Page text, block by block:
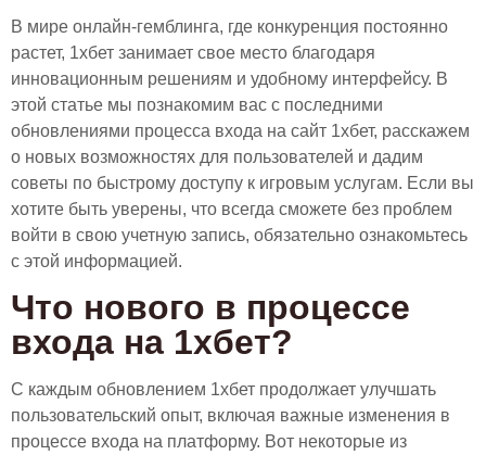
В мире онлайн-гемблинга, где конкуренция постоянно
растет, 1хбет занимает свое место благодаря
инновационным решениям и удобному интерфейсу. В
этой статье мы познакомим вас с последними
обновлениями процесса входа на сайт 1хбет, расскажем
о новых возможностях для пользователей и дадим
советы по быстрому доступу к игровым услугам. Если вы
хотите быть уверены, что всегда сможете без проблем
войти в свою учетную запись, обязательно ознакомьтесь
с этой информацией.
Что нового в процессе
входа на 1хбет?
С каждым обновлением 1хбет продолжает улучшать
пользовательский опыт, включая важные изменения в
процессе входа на платформу. Вот некоторые из